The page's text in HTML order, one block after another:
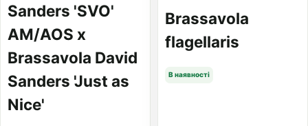
Sanders 'SVO'
AM/AOS x
Brassavola David
Sanders 'Just as
Nice'
Brassavola
flagellaris
В наявності